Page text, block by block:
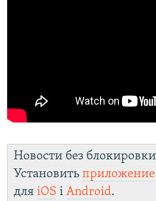
Новости без
Установить приложение
для iOS і Android.